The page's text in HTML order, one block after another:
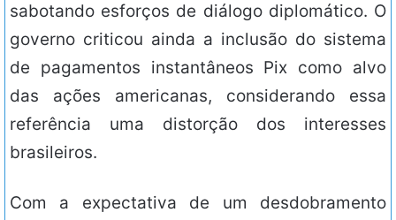
sabotando esforços de diálogo diplomático. O
governo criticou ainda a inclusão do sistema
de pagamentos instantâneos Pix como alvo
das ações americanas, considerando essa
referência uma distorção dos interesses
brasileiros.
Com a expectativa de um desdobramento